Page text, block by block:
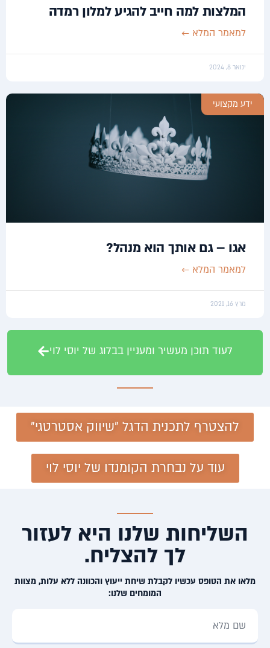
המלצות למה חייב להגיע למלון רמדה
למאמר המלא ←
ינואר 8, 2024
ידע מקצועי
אגו – גם אותך הוא מנהל?
למאמר המלא ←
מרץ 16, 2021
לעוד תוכן מעשיר ומעניין בבלוג של יוסי לוי
להצטרף לתכנית הדגל "שיווק אסטרטגי"
עוד על נבחרת הקומנדו של יוסי לוי
השליחות שלנו היא לעזור
לך להצליח.
מלאו את הטופס עכשיו לקבלת שיחת ייעוץ והכוונה ללא עלות, מצוות
המומחים שלנו: